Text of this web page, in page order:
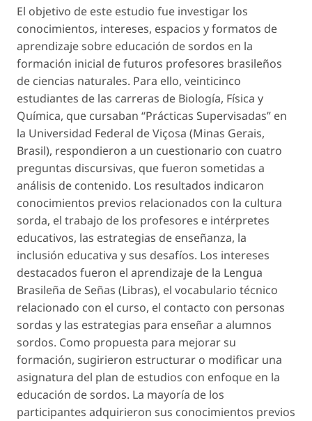
El objetivo de este estudio fue investigar los
conocimientos, intereses, espacios y formatos de
aprendizaje sobre educación de sordos en la
formación inicial de futuros profesores brasileños
de ciencias naturales. Para ello, veinticinco
estudiantes de las carreras de Biología, Física y
Química, que cursaban “Prácticas Supervisadas” en
la Universidad Federal de Viçosa (Minas Gerais,
Brasil), respondieron a un cuestionario con cuatro
preguntas discursivas, que fueron sometidas a
análisis de contenido. Los resultados indicaron
conocimientos previos relacionados con la cultura
sorda, el trabajo de los profesores e intérpretes
educativos, las estrategias de enseñanza, la
inclusión educativa y sus desafíos. Los intereses
destacados fueron el aprendizaje de la Lengua
Brasileña de Señas (Libras), el vocabulario técnico
relacionado con el curso, el contacto con personas
sordas y las estrategias para enseñar a alumnos
sordos. Como propuesta para mejorar su
formación, sugirieron estructurar o modificar una
asignatura del plan de estudios con enfoque en la
educación de sordos. La mayoría de los
participantes adquirieron sus conocimientos previos